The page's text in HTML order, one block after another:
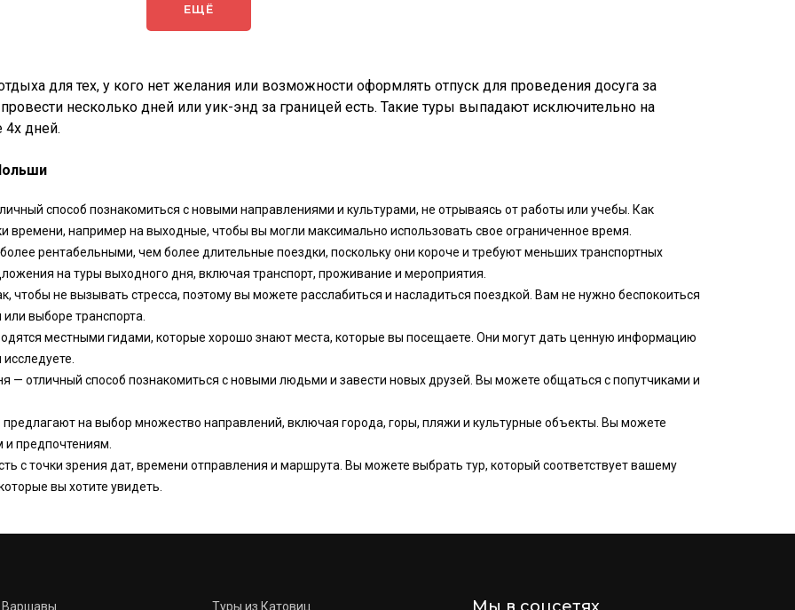
ЕЩЁ
для тех, у кого нет желания или возможности оформлять отпуск для проведения досуга за
несколько дней или уик-энд за границей есть. Такие туры выпадают исключительно на
4х дней.
способ познакомиться с новыми направлениями и культурами, не отрываясь от работы или учебы. Как
времени, например на выходные, чтобы вы могли максимально использовать свое ограниченное время.
рентабельными, чем более длительные поездки, поскольку они короче и требуют меньших транспортных
на туры выходного дня, включая транспорт, проживание и мероприятия.
чтобы не вызывать стресса, поэтому вы можете расслабиться и насладиться поездкой. Вам не нужно беспокоиться
выборе транспорта.
местными гидами, которые хорошо знают места, которые вы посещаете. Они могут дать ценную информацию
— отличный способ познакомиться с новыми людьми и завести новых друзей. Вы можете общаться с попутчиками и
на выбор множество направлений, включая города, горы, пляжи и культурные объекты. Вы можете
предпочтениям.
с точки зрения дат, времени отправления и маршрута. Вы можете выбрать тур, который соответствует вашему
вы хотите увидеть.
Варшавы Туры из Катовиц Мы в соцсетях